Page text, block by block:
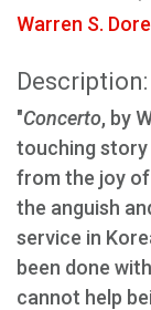
Warren S.
Description:
"Concerto, by
touching story
from the joy
the anguish
service in
been done
cannot help